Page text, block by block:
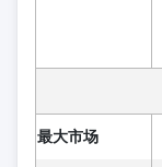
最大市场